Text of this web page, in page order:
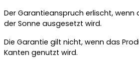
Der Garantieanspruch erlischt, wenn
der Sonne ausgesetzt wird.
Die Garantie gilt nicht, wenn das
Kanten genutzt wird.